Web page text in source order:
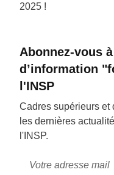
2025 !
Abonnez-vous
d’information
l'INSP
Cadres supérieurs et
les dernières
l'INSP.
Courriel